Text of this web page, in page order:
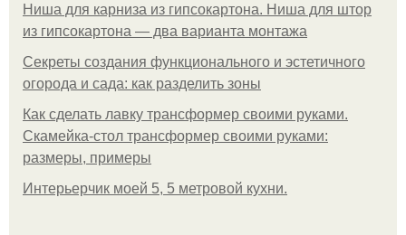
Ниша для карниза из гипсокартона. Ниша для штор
из гипсокартона — два варианта монтажа
Секреты создания функционального и эстетичного
огорода и сада: как разделить зоны
Как сделать лавку трансформер своими руками.
Скамейка-стол трансформер своими руками:
размеры, примеры
Интерьерчик моей 5, 5 метровой кухни.